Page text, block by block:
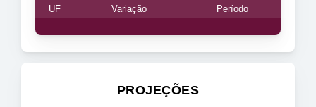
UF Variação Período
PROJEÇÕES